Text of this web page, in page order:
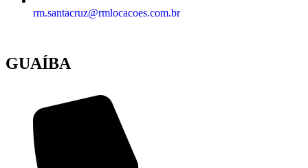
rm.santacruz@rmlocacoes.com.br
GUAÍBA